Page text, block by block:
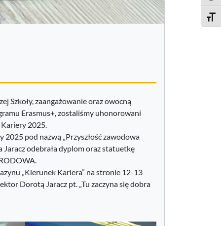
Szkoły, zaangażowanie oraz owocną
Erasmus+, zostaliśmy uhonorowani
2025.
pod nazwą „Przyszłość zawodowa
odebrała dyplom oraz statuetkę
„Kierunek Kariera” na stronie 12-13
Dorotą Jaracz pt. „Tu zaczyna się dobra